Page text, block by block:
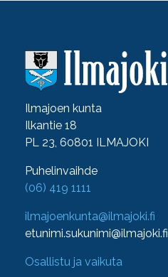
Ilmajoen kunta
Ilkantie 18
PL 23, 60801 ILMAJOKI
Puhelinvaihde
(06) 419 1111
ilmajoenkunta@ilmajoki.fi
etunimi.sukunimi@ilmajoki.fi
Osallistu ja vaikuta